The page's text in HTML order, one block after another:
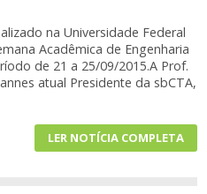
na Universidade Federal
Acadêmica de Engenharia
de 21 a 25/09/2015.A Prof.
atual Presidente da sbCTA,
LER NOTÍCIA COMPLETA